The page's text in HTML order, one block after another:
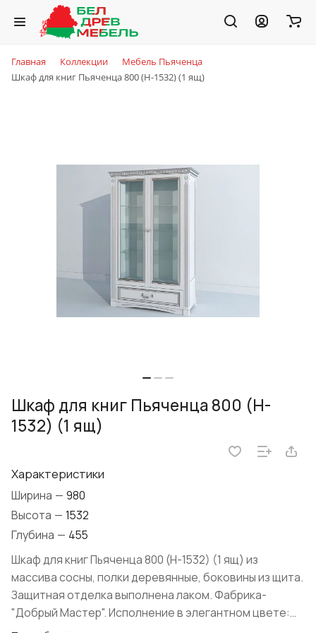
Главная Коллекции
Мебель Пьяченца
Шкаф для книг Пьяченца 800 (H-1532) (1 ящ)
Шкаф для книг Пьяченца 800 (H-
1532) (1 ящ)
Характеристики
Ширина — 980
Высота — 1532
Глубина — 455
Шкаф для книг Пьяченца 800 (H-1532) (1 ящ) из
массива сосны, полки деревянные, боковины из щита.
Защитная отделка выполнена лаком. Фабрика-
"Добрый Мастер". Исполнение в элегантном цвете: